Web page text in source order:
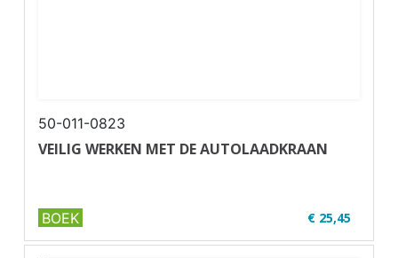
50-011-0823
VEILIG WERKEN MET DE AUTOLAADKRAAN
€ 25,45
✔ U17-1
BOEK